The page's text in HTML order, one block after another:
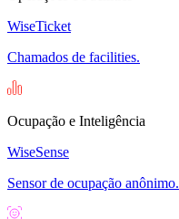
WiseTicket
Chamados de facilities.
Ocupação e Inteligência
WiseSense
Sensor de ocupação anônimo.